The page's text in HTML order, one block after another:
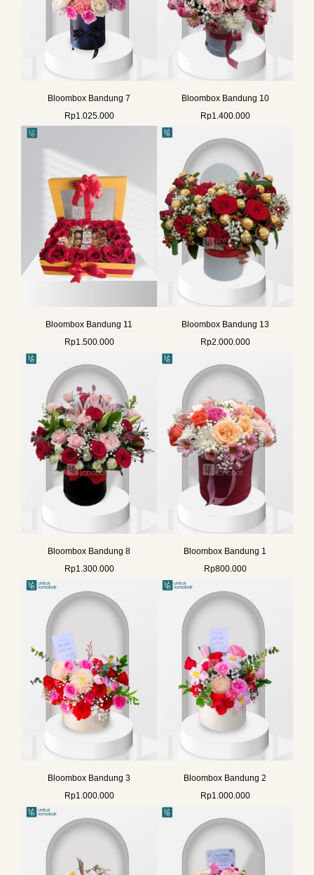
Bloombox Bandung 7
Rp1.025.000
Bloombox Bandung 10
Rp1.400.000
Bloombox Bandung 11
Rp1.500.000
Bloombox Bandung 13
Rp2.000.000
Bloombox Bandung 8
Rp1.300.000
Bloombox Bandung 1
Rp800.000
Bloombox Bandung 3
Rp1.000.000
Bloombox Bandung 2
Rp1.000.000